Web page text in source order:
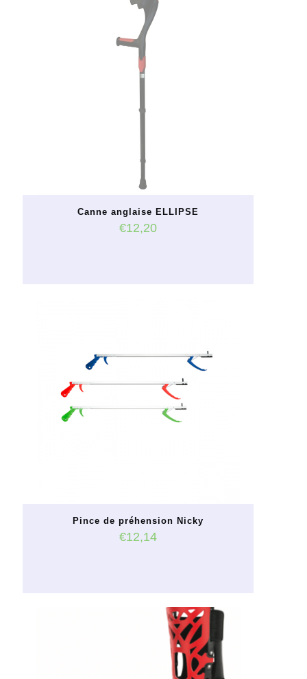
a
plusieurs
variations.
Les
options
peuvent
sur
produit
Canne anglaise ELLIPSE
€12,20
Pince de préhension Nicky
€12,14
plusieurs
variations.